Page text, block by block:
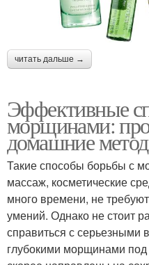
читать дальше →
Эффективные
морщинами:
домашние
Такие способы борьбы с
массаж, косметические
много времени, не
умений. Однако не стоит
справиться с серьезными
глубокими морщинами